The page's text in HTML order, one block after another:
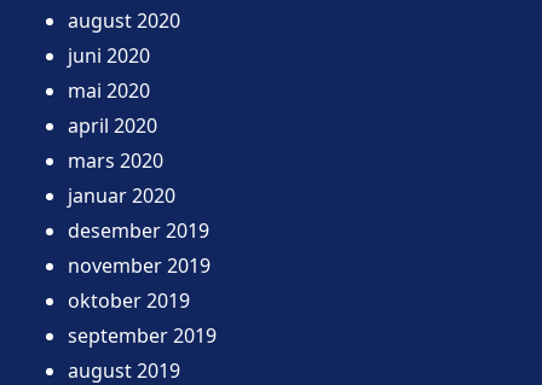
august 2020
juni 2020
mai 2020
april 2020
mars 2020
januar 2020
desember 2019
november 2019
oktober 2019
september 2019
august 2019